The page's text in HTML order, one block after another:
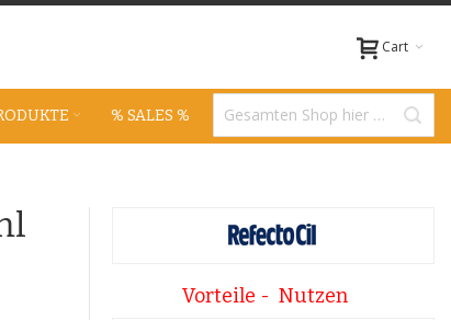
Cart
% SALES %
Vorteile - Nutzen